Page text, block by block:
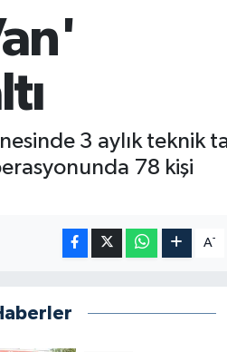
3 aylık teknik
78 kişi
A-